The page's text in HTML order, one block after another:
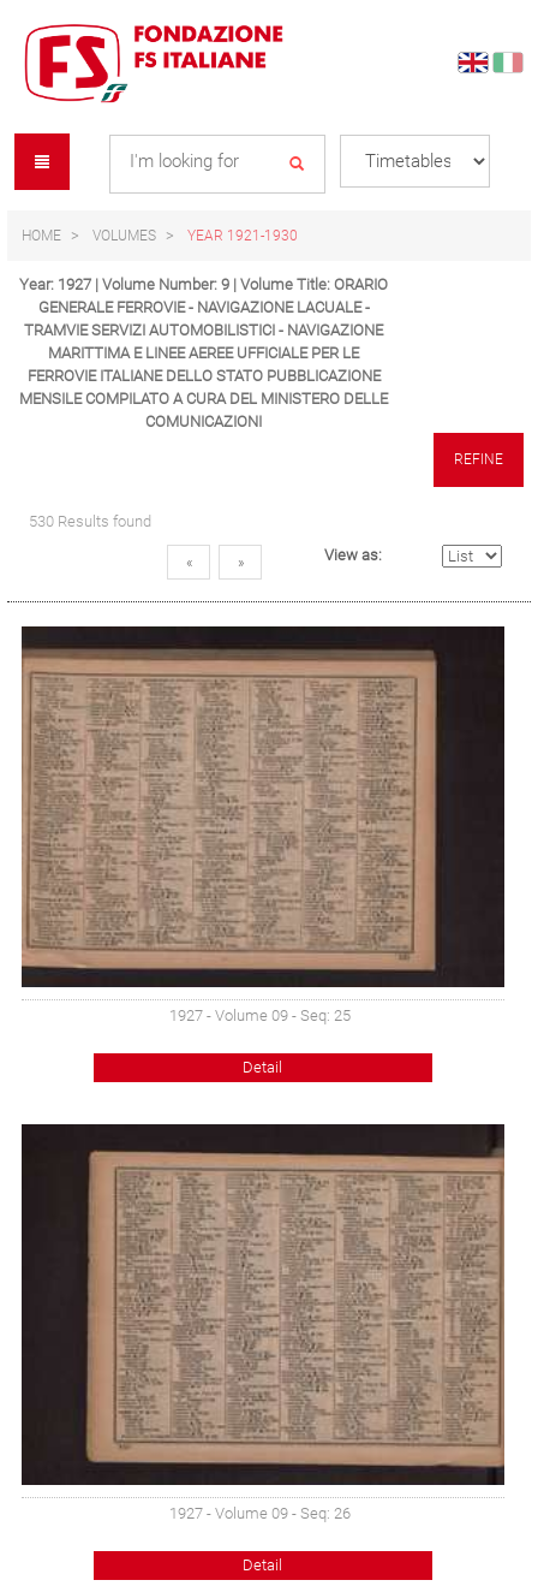
content
navigation
menu
HOME VOLUMES YEAR 1921-1930
Year: 1927 | Volume Number: 9 | Volume Title: ORARIO
GENERALE FERROVIE - NAVIGAZIONE LACUALE -
TRAMVIE SERVIZI AUTOMOBILISTICI - NAVIGAZIONE
MARITTIMA E LINEE AEREE UFFICIALE PER LE
FERROVIE ITALIANE DELLO STATO PUBBLICAZIONE
MENSILE COMPILATO A CURA DEL MINISTERO DELLE
COMUNICAZIONI
REFINE
530 Results found
« » View as:
1927 - Volume 09 - Seq: 25
Detail
1927 - Volume 09 - Seq: 26
Detail